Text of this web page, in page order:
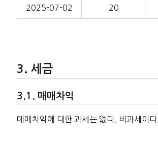
2025-07-02 20
세금
매매차익
매매차익에 대한 과세는 없다. 비과세이다.